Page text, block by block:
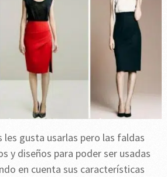
les gusta usarlas pero las faldas
y diseños para poder ser usadas
en cuenta sus características